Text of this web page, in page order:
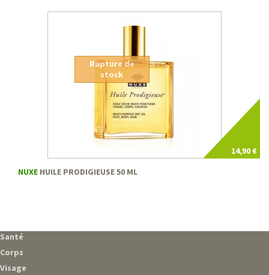
14,90 €
Rupture de
stock
NUXE HUILE PRODIGIEUSE 50 ML
Santé
Corps
Visage